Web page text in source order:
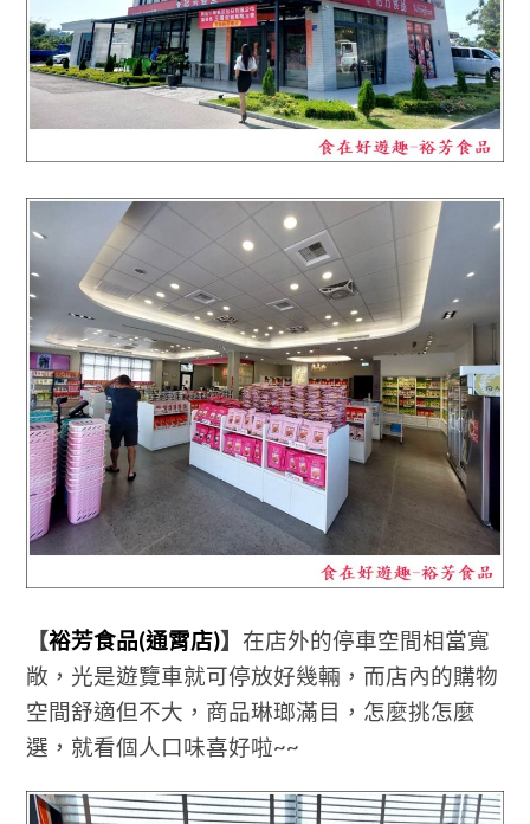
【裕芳食品(通霄店)】 在店外的停車空間相當寬
敞，光是遊覽車就可停放好幾輛，而店內的購物
空間舒適但不大，商品琳瑯滿目，怎麼挑怎麼
選，就看個人口味喜好啦~~